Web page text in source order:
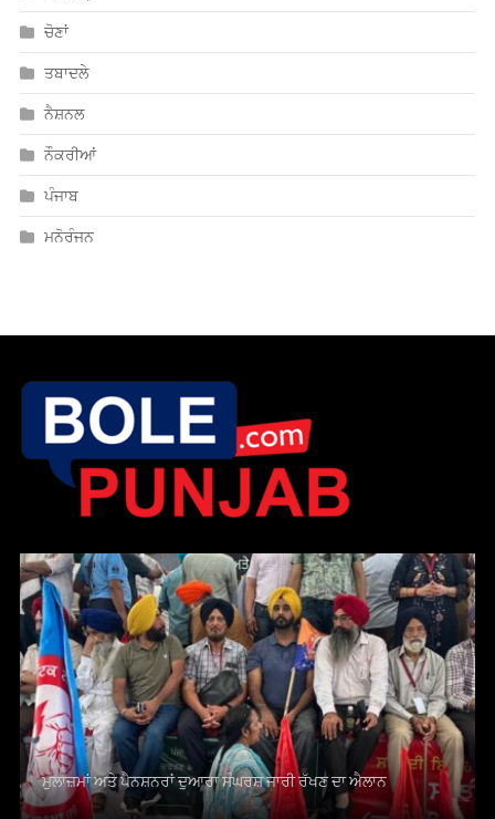
ਚੋਣਾਂ
ਤਬਾਦਲੇ
ਨੈਸ਼ਨਲ
ਨੌਕਰੀਆਂ
ਪੰਜਾਬ
ਮਨੋਰੰਜਨ
ਮੁਲਾਜ਼ਮਾਂ ਅਤੇ ਪੈਨਸ਼ਨਰਾਂ ਦੁਆਰਾ ਸੰਘਰਸ਼ ਜਾਰੀ ਰੱਖਣ ਦਾ ਐਲਾਨ